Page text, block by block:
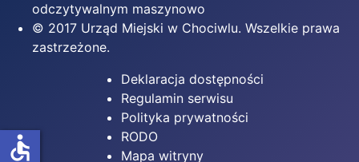
odczytywalnym maszynowo
© 2017 Urząd Miejski w Chociwlu. Wszelkie prawa
zastrzeżone.
Deklaracja dostępności
Regulamin serwisu
Polityka prywatności
RODO
Mapa witryny
accessible